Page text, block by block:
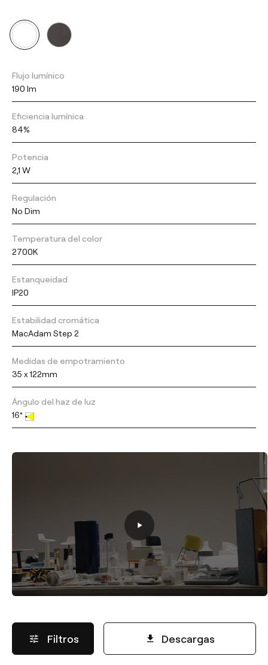
Flujo lumínico
190 lm
Eficiencia lumínica
84%
Potencia
2,1 W
Regulación
No Dim
Temperatura del color
2700K
Estanqueidad
IP20
Estabilidad cromática
MacAdam Step 2
Medidas de empotramiento
35 x 122mm
Ángulo del haz de luz
16°
Filtros Descargas